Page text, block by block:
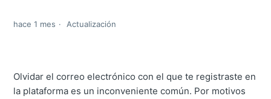
hace 1 mes Actualización
Olvidar el correo electrónico con el que te registraste en
la plataforma es un inconveniente común. Por motivos